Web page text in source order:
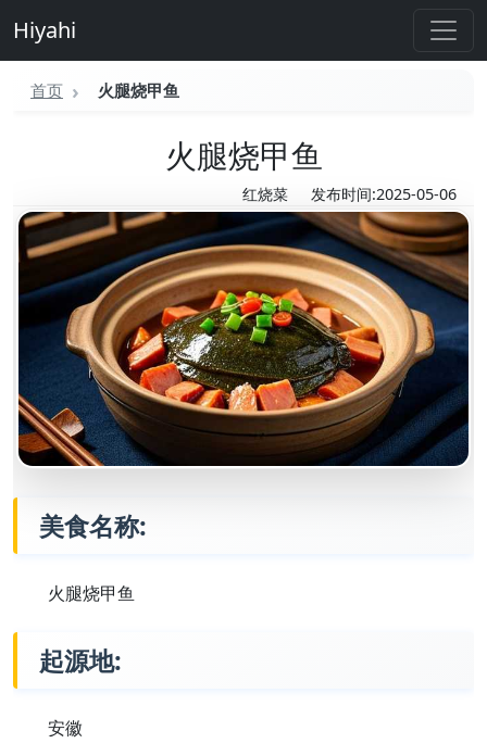
Hiyahi
首页 火腿烧甲鱼
火腿烧甲鱼
红烧菜 发布时间:2025-05-06
美食名称:
火腿烧甲鱼
起源地:
安徽